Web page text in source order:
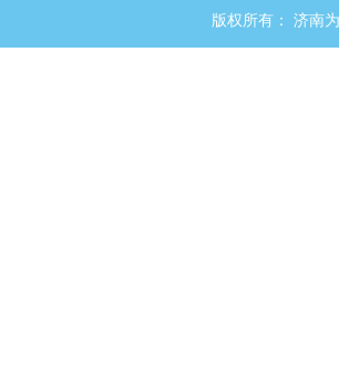
版权所有： 济南